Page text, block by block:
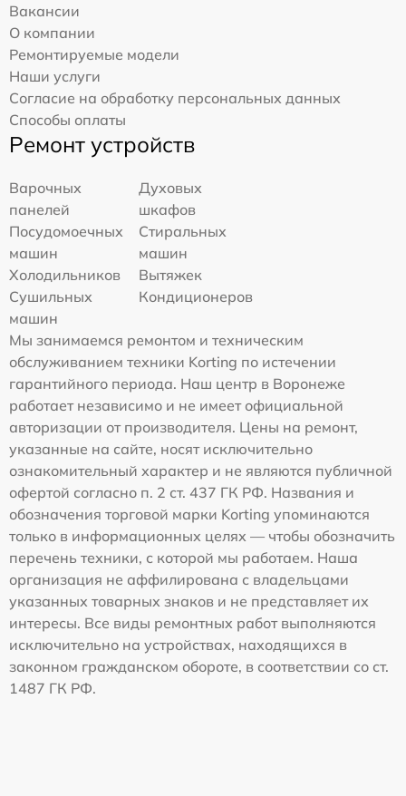
Вакансии
О компании
Ремонтируемые модели
Наши услуги
Согласие на обработку персональных данных
Способы оплаты
Ремонт устройств
Варочных
панелей
Духовых
шкафов
Посудомоечных
машин
Стиральных
машин
Холодильников
Вытяжек
Сушильных
машин
Кондиционеров
Мы занимаемся ремонтом и техническим
обслуживанием техники Korting по истечении
гарантийного периода. Наш центр в Воронеже
работает независимо и не имеет официальной
авторизации от производителя. Цены на ремонт,
указанные на сайте, носят исключительно
ознакомительный характер и не являются публичной
офертой согласно п. 2 ст. 437 ГК РФ. Названия и
обозначения торговой марки Korting упоминаются
только в информационных целях — чтобы обозначить
перечень техники, с которой мы работаем. Наша
организация не аффилирована с владельцами
указанных товарных знаков и не представляет их
интересы. Все виды ремонтных работ выполняются
исключительно на устройствах, находящихся в
законном гражданском обороте, в соответствии со ст.
1487 ГК РФ.